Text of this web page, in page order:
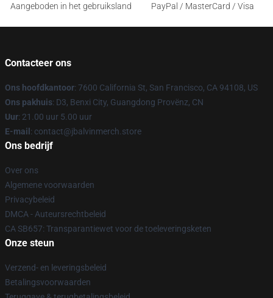
Aangeboden in het gebruiksland
PayPal / MasterCard / Visa
Contacteer ons
Ons hoofdkantoor: 7600 California St, San Francisco, CA 94108, US
Ons pakhuis: D3, Benxi City, Guangdong Provënz, CN
Uur: 21.00 uur 5.00 uur
E-mail : contact@jbalvinmerch.store
Ons bedrijf
Over ons
Algemene voorwaarden
Privacybeleid
DMCA - Auteursrechtbeleid
CA SB657: Transparantiewet voor de toeleveringsketen
Onze steun
Verzend- en leveringsbeleid
Betalingsvoorwaarden